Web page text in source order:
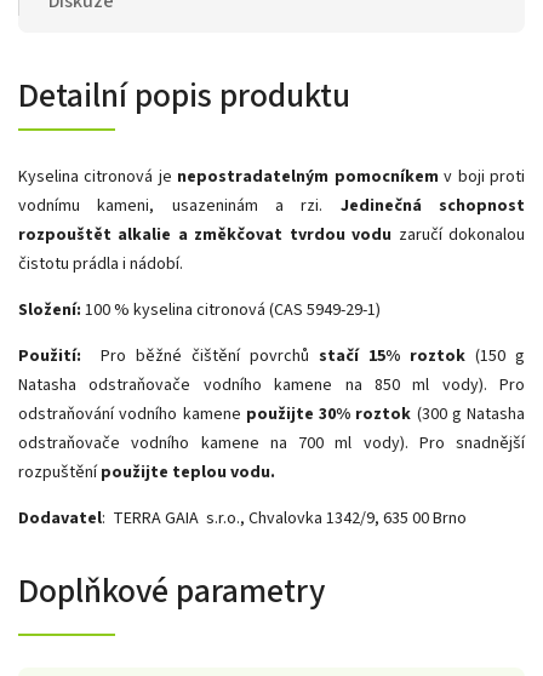
Detailní popis produktu
Kyselina citronová je nepostradatelným pomocníkem v boji proti
vodnímu kameni, usazeninám a rzi. Jedinečná schopnost
rozpouštět alkalie a změkčovat tvrdou vodu zaručí dokonalou
čistotu prádla i nádobí.
Složení: 100 % kyselina citronová (CAS 5949-29-1)
Použití:
Pro běžné čištění povrchů stačí 15% roztok (150 g
Natasha odstraňovače vodního kamene na 850 ml vody). Pro
odstraňování vodního kamene použijte 30% roztok (300 g Natasha
odstraňovače vodního kamene na 700 ml vody). Pro snadnější
rozpuštění použijte teplou vodu.
Dodavatel: TERRA GAIA s.r.o., Chvalovka 1342/9, 635 00 Brno
Doplňkové parametry